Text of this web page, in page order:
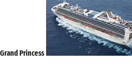
Grand Princess